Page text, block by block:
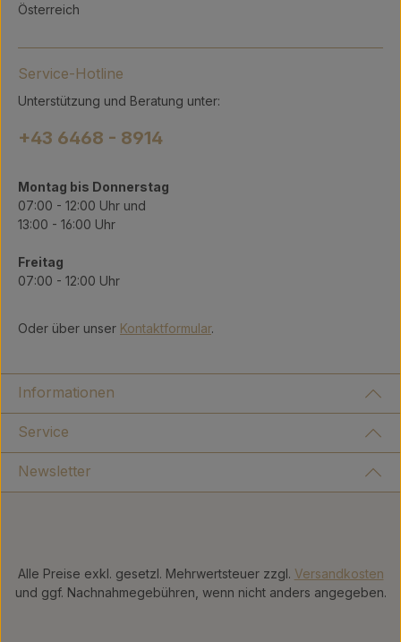
Österreich
Service-Hotline
Unterstützung und Beratung unter:
+43 6468 - 8914
Montag bis Donnerstag
07:00 - 12:00 Uhr und
13:00 - 16:00 Uhr
Freitag
07:00 - 12:00 Uhr
Oder über unser Kontaktformular.
Informationen
Service
Newsletter
Alle Preise exkl. gesetzl. Mehrwertsteuer zzgl. Versandkosten
und ggf. Nachnahmegebühren, wenn nicht anders angegeben.